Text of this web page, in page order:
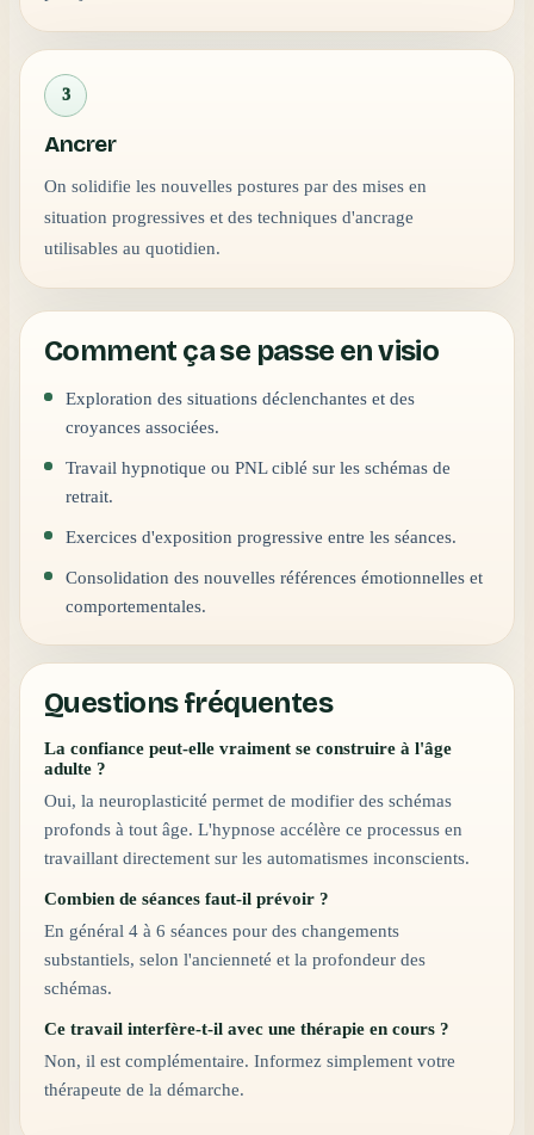
3
Ancrer
On solidifie les nouvelles postures par des mises en
situation progressives et des techniques d'ancrage
utilisables au quotidien.
Comment ça se passe en visio
Exploration des situations déclenchantes et des
croyances associées.
Travail hypnotique ou PNL ciblé sur les schémas de
retrait.
Exercices d'exposition progressive entre les séances.
Consolidation des nouvelles références émotionnelles et
comportementales.
Questions fréquentes
La confiance peut-elle vraiment se construire à l'âge
adulte ?
Oui, la neuroplasticité permet de modifier des schémas
profonds à tout âge. L'hypnose accélère ce processus en
travaillant directement sur les automatismes inconscients.
Combien de séances faut-il prévoir ?
En général 4 à 6 séances pour des changements
substantiels, selon l'ancienneté et la profondeur des
schémas.
Ce travail interfère-t-il avec une thérapie en cours ?
Non, il est complémentaire. Informez simplement votre
thérapeute de la démarche.